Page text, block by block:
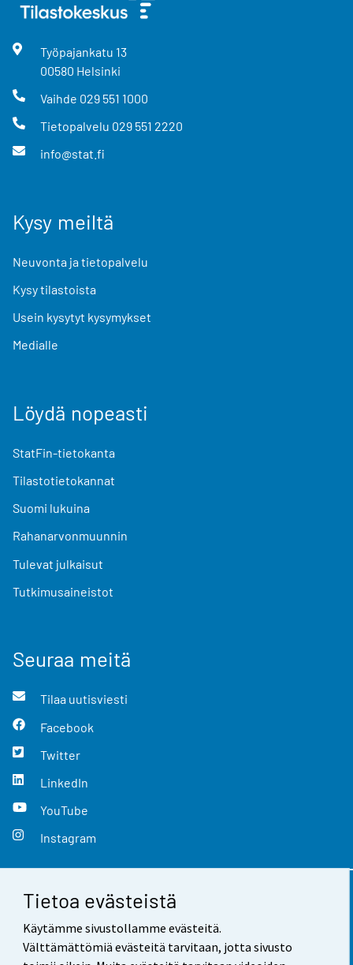
Tietoa evästeistä
Käytämme sivustollamme evästeitä.
Välttämättömiä evästeitä tarvitaan, jotta sivusto
Työpajankatu 13
00580 Helsinki
Vaihde 029 551 1000
Tietopalvelu 029 551 2220
info@stat.fi
Kysy meiltä
Neuvonta ja tietopalvelu
Kysy tilastoista
Usein kysytyt kysymykset
Medialle
Löydä nopeasti
StatFin-tietokanta
Tilastotietokannat
Suomi lukuina
Rahanarvonmuunnin
Tulevat julkaisut
Tutkimusaineistot
Seuraa meitä
Tilaa uutisviesti
Facebook
Twitter
LinkedIn
YouTube
Instagram
Yhteystiedot
Palaute